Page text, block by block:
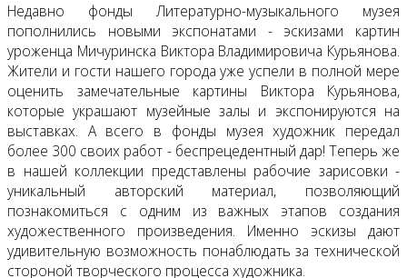
Недавно фонды Литературно-музыкального музея
пополнились новыми экспонатами - эскизами картин
уроженца Мичуринска Виктора Владимировича Курьянова.
Жители и гости нашего города уже успели в полной мере
оценить замечательные картины Виктора Курьянова,
которые украшают музейные залы и экспонируются на
выставках. А всего в фонды музея художник передал
более 300 своих работ - беспрецедентный дар! Теперь же
в нашей коллекции представлены рабочие зарисовки -
уникальный авторский материал, позволяющий
познакомиться с одним из важных этапов создания
художественного произведения. Именно эскизы дают
удивительную возможность понаблюдать за технической
стороной творческого процесса художника.